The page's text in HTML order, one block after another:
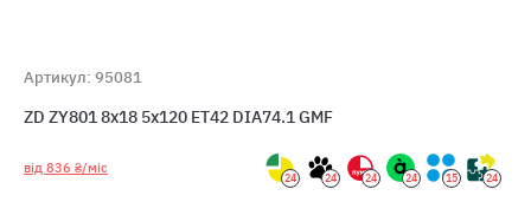
Артикул: 95081
ZD ZY801 8x18 5x120 ET42 DIA74.1 GMF
від 836 ₴/міс
24 24 24 24 15 24